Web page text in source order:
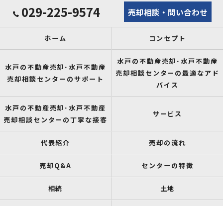
029-225-9574 売却相談・問い合わせ
ホーム コンセプト
水戸の不動産売却･水戸不動産
売却相談センターのサポート
水戸の不動産売却･水戸不動産
売却相談センターの最適なアド
バイス
水戸の不動産売却･水戸不動産
売却相談センターの丁寧な接客
サービス
代表紹介 売却の流れ
売却Q&A センターの特徴
相続 土地